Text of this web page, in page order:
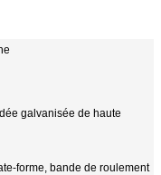
galvanisée de haute
forme, bande de roulement